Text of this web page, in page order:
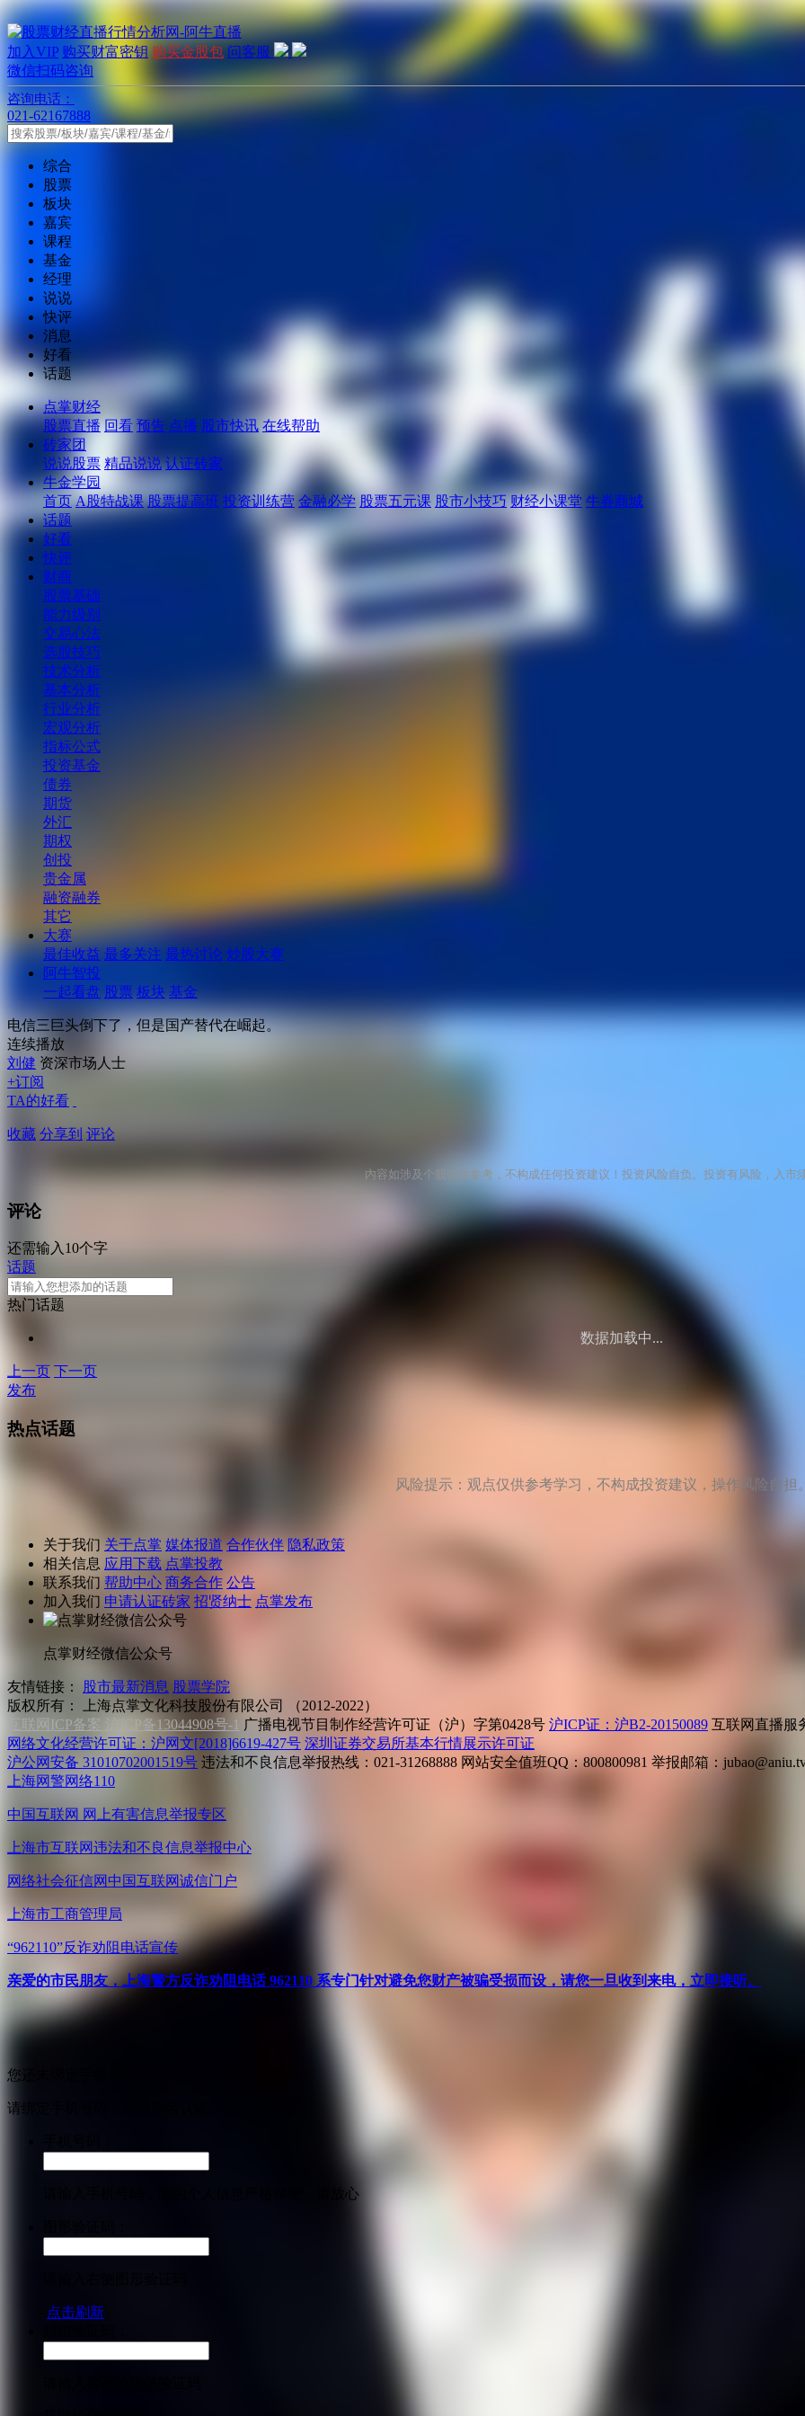
加入VIP 购买财富密钥 购买金股包 问客服
微信扫码咨询
咨询电话：
021-62167888
综合
股票
板块
嘉宾
课程
基金
经理
说说
快评
消息
好看
话题
点掌财经
股票直播 回看 预告 点播 股市快讯 在线帮助
砖家团
说说股票 精品说说 认证砖家
牛金学园
首页 A股特战课 股票提高班 投资训练营 金融必学 股票五元课 股市小技巧 财经小课堂 牛券商城
话题
好看
快评
财商
股票基础
能力级别
交易心法
选股技巧
技术分析
基本分析
行业分析
宏观分析
指标公式
投资基金
债券
期货
外汇
期权
创投
贵金属
融资融券
其它
大赛
最佳收益 最多关注 最热讨论 炒股大赛
阿牛智投
一起看盘 股票 板块 基金
电信三巨头倒下了，但是国产替代在崛起。
连续播放
刘健 资深市场人士
+订阅
TA的好看
收藏 分享到 评论
内容如涉及个股仅供参考，不构成任何投资建议！投资风险自负。投资有风险，入市
评论
还需输入10个字
话题
热门话题
数据加载中...
上一页 下一页
发布
热点话题
风险提示：观点仅供参考学习，不构成投资建议，操作风险自担
关于我们 关于点掌 媒体报道 合作伙伴 隐私政策
相关信息 应用下载 点掌投教
联系我们 帮助中心 商务合作 公告
加入我们 申请认证砖家 招贤纳士 点掌发布
点掌财经微信公众号
友情链接： 股市最新消息 股票学院
版权所有：
上海点掌文化科技股份有限公司 （2012-2022）
互联网ICP备案 沪ICP备13044908号-1 广播电视节目制作经营许可证（沪）字第0428号 沪ICP证：沪B2-20150089 互联网直播服
网络文化经营许可证：沪网文[2018]6619-427号 深圳证券交易所基本行情展示许可证
沪公网安备 31010702001519号 违法和不良信息举报热线：021-31268888 网站安全值班QQ：800800981 举报邮箱：
上海网警网络110
中国互联网 网上有害信息举报专区
上海市互联网违法和不良信息举报中心
网络社会征信网 中国互联网诚信门户
上海市工商管理局
“962110”反诈劝阻电话宣传
亲爱的市民朋友，上海警方反诈劝阻电话 962110 系专门针对避免您财产被骗受损而设，请您一旦收到来电，立即接听。
您还未绑定手机号
请绑定手机号码，进行实名认证。
请输入手机号码，您的个人信息严格保密，请放心
点击刷新